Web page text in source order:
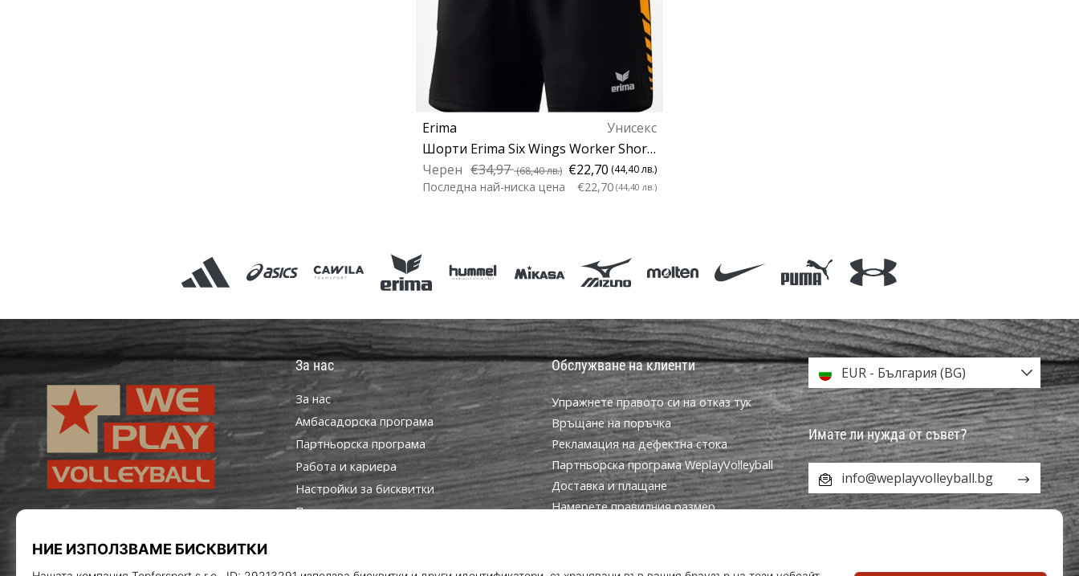
Erima
Унисекс
Шорти Erima Six Wings Worker Shorts W
Черен €34,97(68,40 лв.) €22,70 (44,40 лв.)
Последна най-ниска цена €22,70 (44,40 лв.)
За нас
За нас
Aмбасадорска програма
Партньорска програма
Работа и кариера
Настройки за бисквитки
Правила и условия
Обслужване на клиенти
Упражнете правото си на отказ тук
Връщане на поръчка
Рекламация на дефектна стока
Партньорска програма WeplayVolleyball
Доставка и плащане
Намерете правилния размер
Политика за поверителност
EUR - България (BG)
Имате ли нужда от съвет?
info@weplayvolleyball.bg